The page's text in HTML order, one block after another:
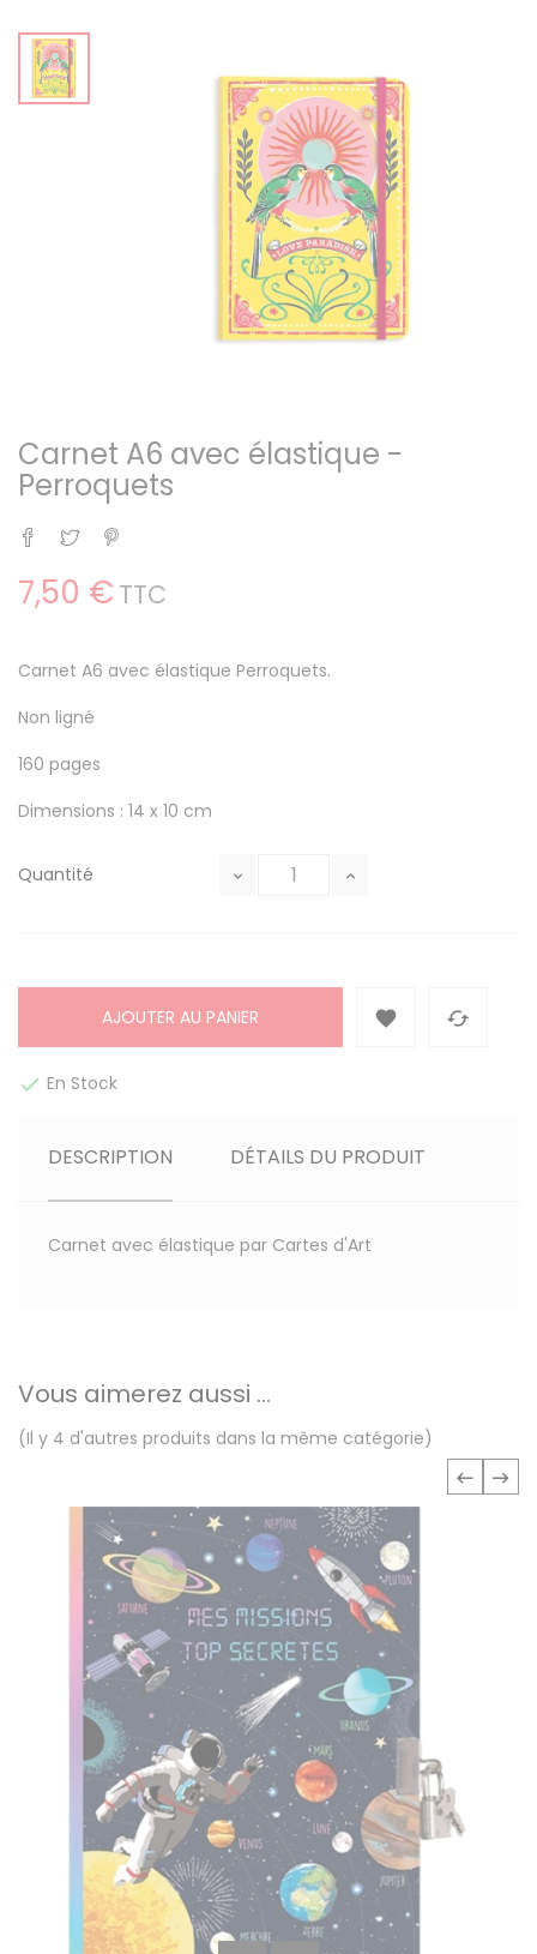
Carnet A6 avec élastique -
Perroquets
Partager
Tweet
7,50 € TTC
Carnet A6 avec élastique Perroquets.
Non ligné
160 pages
Dimensions : 14 x 10 cm
Quantité
AJOUTER AU PANIER  
 En Stock
DESCRIPTION DÉTAILS DU PRODUIT
Carnet avec élastique par Cartes d'Art
Vous aimerez aussi ...
(Il y 4 d'autres produits dans la même catégorie)